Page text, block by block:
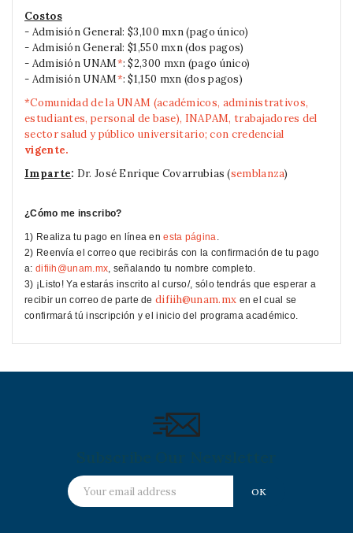
Costos
- Admisión General: $3,100 mxn (pago único)
- Admisión General: $1,550 mxn (dos pagos)
- Admisión UNAM*: $2,300 mxn (pago único)
- Admisión UNAM*: $1,150 mxn (dos pagos)
*Comunidad de la UNAM (académicos, administrativos,
estudiantes, personal de base), INAPAM, trabajadores del
sector salud y público universitario; con credencial
vigente.
Imparte: Dr. José Enrique Covarrubias (semblanza)
¿Cómo me inscribo?
1) Realiza tu pago en línea enesta página.
2) Reenvía el correo que recibirás con la confirmación de tu pago
a: difiih@unam.mx, señalando tu nombre completo.
3) ¡Listo! Ya estarás inscrito al curso/, sólo tendrás que esperar a
recibir un correo de parte dedifiih@unam.mx en el cual se
confirmará tú inscripción y el inicio del programa académico.